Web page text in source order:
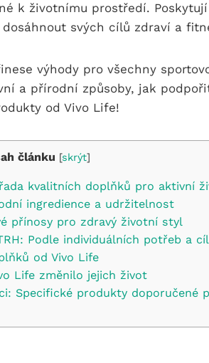
k životnímu prostředí. Poskytují
svých cílů zdraví a
výhody pro všechny
a přírodní způsoby, jak
od Vivo Life!
článku [skrýt]
kvalitních doplňků pro aktivní
ingredience a udržitelnost
přínosy pro zdravý životní styl
Podle individuálních potřeb a
od Vivo Life
Life změnilo jejich život
Specifické produkty doporučené